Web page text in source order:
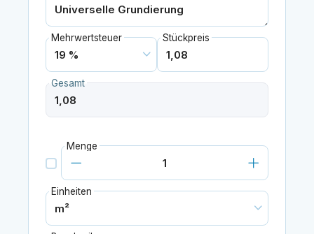
Mehrwertsteuer Stückpreis
Gesamt
Menge
Einheiten